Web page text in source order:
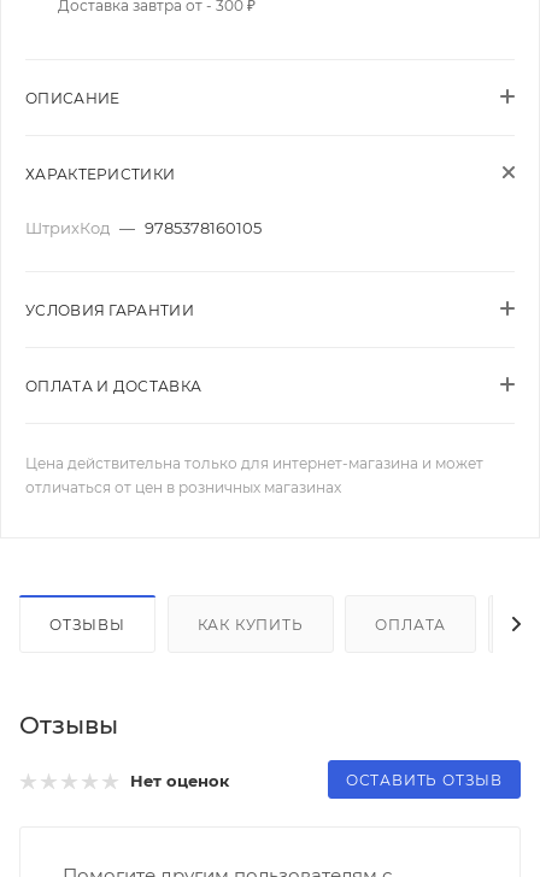
Доставка завтра от - 300 ₽
ОПИСАНИЕ
ХАРАКТЕРИСТИКИ
ШтрихКод — 9785378160105
УСЛОВИЯ ГАРАНТИИ
ОПЛАТА И ДОСТАВКА
Цена действительна только для интернет-магазина и может
отличаться от цен в розничных магазинах
ОТЗЫВЫ КАК КУПИТЬ ОПЛАТА
Отзывы
Нет оценок ОСТАВИТЬ ОТЗЫВ